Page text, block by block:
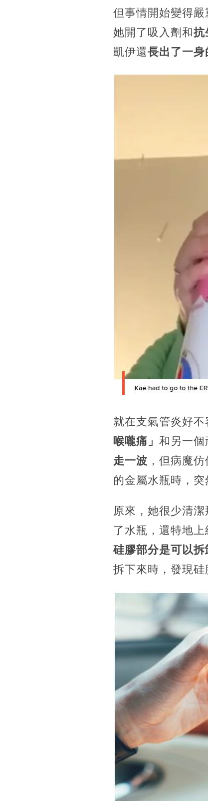
但事情開始變得
她開了吸入劑和抗
凱伊還長出了一身
就在支氣管炎好
喉嚨痛」 和另一個
走一波 ，但病魔
的金屬水瓶時，突
原來，她很少清潔
了水瓶，還特地
硅膠部分是可以拆
拆下來時，發現